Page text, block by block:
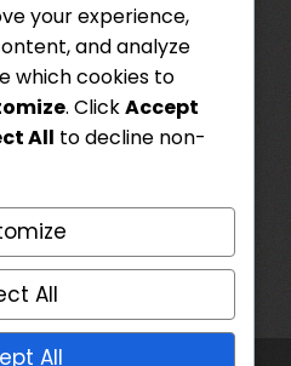
sporing
your experience,
and analyze
which cookies to
. ClickAccept
All to decline non-
All
All